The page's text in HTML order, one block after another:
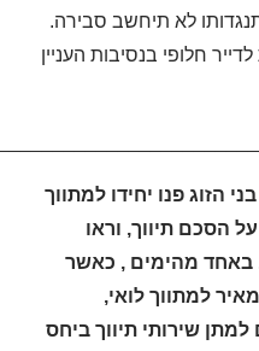
לא תיחשב סבירה.
חלופי בנסיבות העניין
הזוג פנו יחידו למתווך
הסכם תיווך, וראו
באחד מהימים , כאשר
למתווך לואי,
שירותי תיווך ביחס